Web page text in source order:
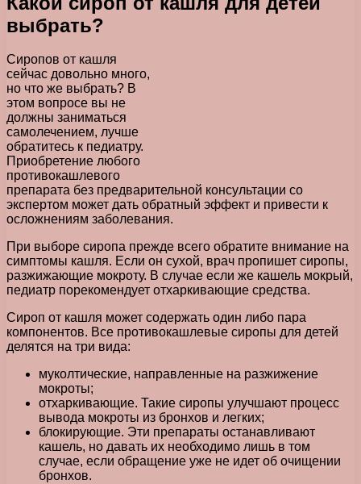
выбрать?
Сиропов от кашля
сейчас довольно много,
но что же выбрать? В
этом вопросе вы не
должны заниматься
самолечением, лучше
обратитесь к педиатру.
Приобретение любого
противокашлевого
препарата без предварительной консультации со
экспертом может дать обратный эффект и привести к
осложнениям заболевания.
При выборе сиропа прежде всего обратите внимание на
симптомы кашля. Если он сухой, врач пропишет сиропы,
разжижающие мокроту. В случае если же кашель мокрый,
педиатр порекомендует отхаркивающие средства.
Сироп от кашля может содержать один либо пара
компонентов. Все противокашлевые сиропы для детей
делятся на три вида:
муколтические, направленные на разжижение
мокроты;
отхаркивающие. Такие сиропы улучшают процесс
вывода мокроты из бронхов и легких;
блокирующие. Эти препараты останавливают
кашель, но давать их необходимо лишь в том
случае, если обращение уже не идет об очищении
бронхов.